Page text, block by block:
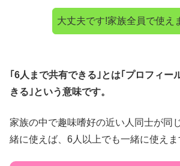
大丈夫です!家族全員で使え
｢6人まで共有できる｣とは｢プロフィー
きる｣という意味です。
家族の中で趣味嗜好の近い人同士が同
緒に使えば、6人以上でも一緒に使えま